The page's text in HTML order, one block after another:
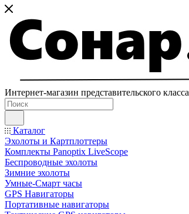
Интернет-магазин представительского класса
Каталог
Эхолоты и Картплоттеры
Комплекты Panoptix LiveScope
Беспроводные эхолоты
Зимние эхолоты
Умные-Смарт часы
GPS Навигаторы
Портативные навигаторы